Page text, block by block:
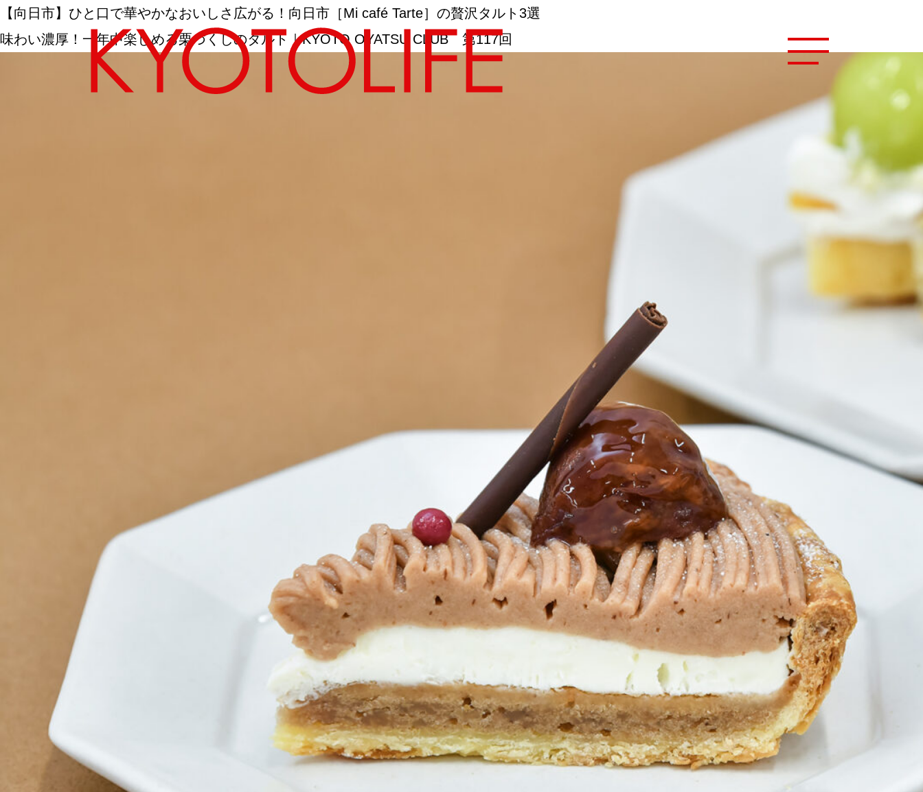
京都おやつクラブ
私と店のはなし
関西で開催。おすすめの展覧会
おすすめの映画
誠光社で選びました。おすすめの本
紹介します。おすすめのイベント
Instagram
チケットプレゼント応募
【向日市】ひと口で華やかなおいしさ広がる！向日市［Mi café Tarte］の贅沢タルト3選
味わい濃厚！一年中楽しめる栗づくしのタルト｜KYOTO OYATSU CLUB 第117回